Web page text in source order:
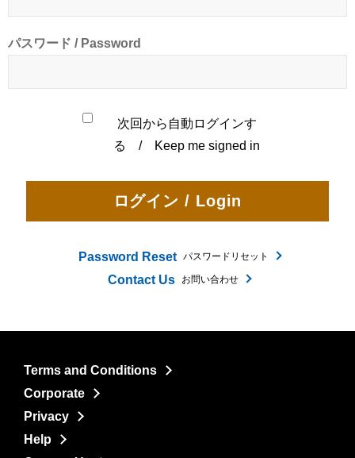
パスワード / Password
次回から自動ログインす
る / Keep me signed in
Password Reset パスワードリセット
Contact Us お問い合わせ
Terms and Conditions
Corporate
Privacy
Help